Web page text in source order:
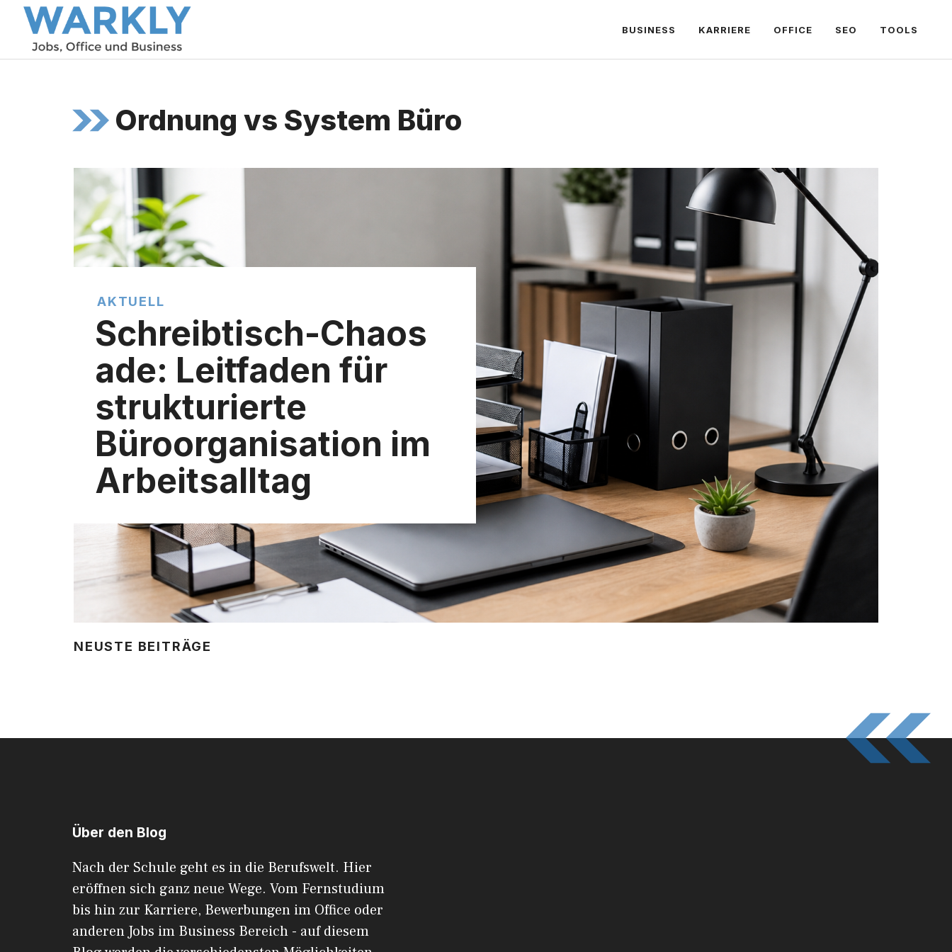
Zum
Inhalt
springen
BUSINESS KARRIERE OFFICE SEO TOOLS
Ordnung vs System Büro
AKTUELL
Schreibtisch-Chaos
ade: Leitfaden für
strukturierte
Büroorganisation im
Arbeitsalltag
NEUSTE BEITRÄGE
Über den Blog
Nach der Schule geht es in die Berufswelt. Hier
eröffnen sich ganz neue Wege. Vom Fernstudium
bis hin zur Karriere, Bewerbungen im Office oder
anderen Jobs im Business Bereich - auf diesem